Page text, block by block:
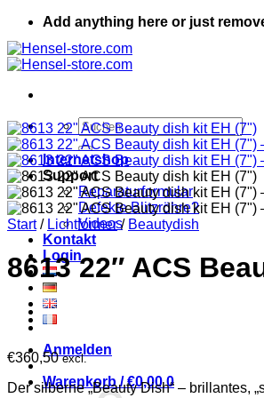
Zum
springen
Add anything here or just
Suchen
nach:
Internetshop
Support
Reparaturformular
Defekte Blitzröhre?
Videos
Kontakt
Login
Anmelden
Warenkorb /€0,00 0
Start / Lichtformer / Beautydish
8613 22″ ACS
€360,50 excl.
Der silberne „Beauty Dish“ – brillantes,